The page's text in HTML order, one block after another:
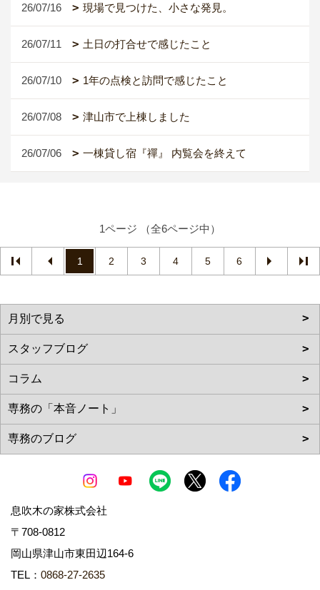
26/07/16 現場で見つけた、小さな発見。
26/07/11 土日の打合せで感じたこと
26/07/10 1年の点検と訪問で感じたこと
26/07/08 津山市で上棟しました
26/07/06 一棟貸し宿『禪』 内覧会を終えて
1ページ （全6ページ中）
1 2 3 4 5 6
息吹木の家株式会社
〒708-0812
岡山県津山市東田辺164-6
TEL： 0868-27-2635